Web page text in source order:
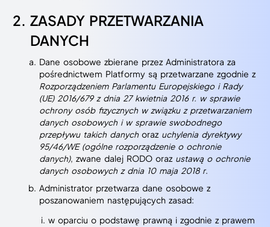
ZASADY PRZETWARZANIA
DANYCH
Dane osobowe zbierane przez Administratora za
pośrednictwem Platformy są przetwarzane zgodnie z
Rozporządzeniem Parlamentu Europejskiego i Rady
(UE) 2016/679 z dnia 27 kwietnia 2016 r. w sprawie
ochrony osób fizycznych w związku z przetwarzaniem
danych osobowych i w sprawie swobodnego
przepływu takich danychoraz uchylenia dyrektywy
95/46/WE (ogólne rozporządzenie o ochronie
danych), zwane dalej RODO oraz ustawą o ochronie
danych osobowych z dnia 10 maja 2018 r.
Administrator przetwarza dane osobowe z
poszanowaniem następujących zasad:
w oparciu o podstawę prawną i zgodnie z prawem